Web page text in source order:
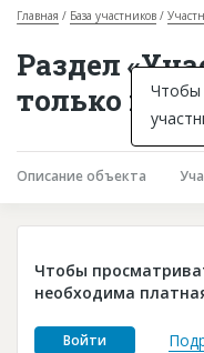
Горячие объекты
База строящихся
Инвестпроекты
Глоссарий
Платные услуги
Пресс-релизы
Главная База участников
Раздел
только
Описание объекта
Чтобы
необходима
Войти
Чтобы